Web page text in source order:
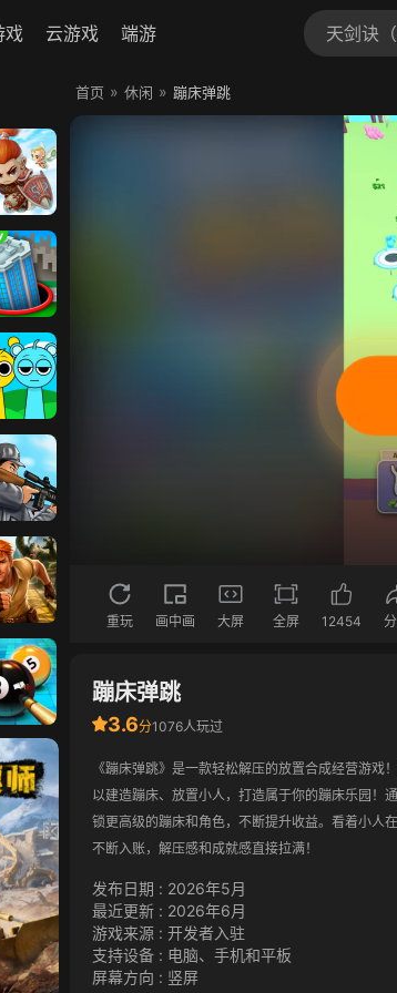
戏 云游戏 端游
险王
大乱斗
盒子
小日本2
逃亡2
3D台球
首页 » 休闲 » 蹦床弹跳
重玩 画中画 大屏 全屏 12454
蹦床弹跳
3.6分1076人玩过
《蹦床弹跳》是一款轻松解压的放置合成经营游戏
以建造蹦床、放置小人，打造属于你的蹦床乐园！
锁更高级的蹦床和角色，不断提升收益。看着小人
不断入账，解压感和成就感直接拉满！
发布日期 : 2026年5月
最近更新 : 2026年6月
游戏来源 : 开发者入驻
支持设备 : 电脑、手机和平板
屏幕方向 : 竖屏